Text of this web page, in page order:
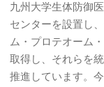
九州大学生体防御
センターを設置し
ム・プロテオーム
取得し、それらを
推進しています。